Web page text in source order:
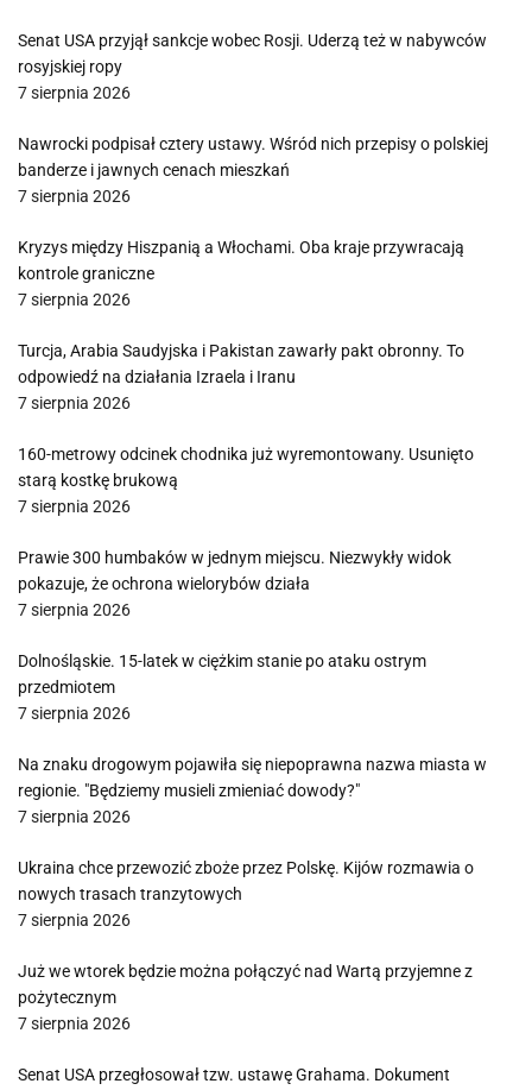
Senat USA przyjął sankcje wobec Rosji. Uderzą też w nabywców
rosyjskiej ropy
7 sierpnia 2026
Nawrocki podpisał cztery ustawy. Wśród nich przepisy o polskiej
banderze i jawnych cenach mieszkań
7 sierpnia 2026
Kryzys między Hiszpanią a Włochami. Oba kraje przywracają
kontrole graniczne
7 sierpnia 2026
Turcja, Arabia Saudyjska i Pakistan zawarły pakt obronny. To
odpowiedź na działania Izraela i Iranu
7 sierpnia 2026
160-metrowy odcinek chodnika już wyremontowany. Usunięto
starą kostkę brukową
7 sierpnia 2026
Prawie 300 humbaków w jednym miejscu. Niezwykły widok
pokazuje, że ochrona wielorybów działa
7 sierpnia 2026
Dolnośląskie. 15-latek w ciężkim stanie po ataku ostrym
przedmiotem
7 sierpnia 2026
Na znaku drogowym pojawiła się niepoprawna nazwa miasta w
regionie. "Będziemy musieli zmieniać dowody?"
7 sierpnia 2026
Ukraina chce przewozić zboże przez Polskę. Kijów rozmawia o
nowych trasach tranzytowych
7 sierpnia 2026
Już we wtorek będzie można połączyć nad Wartą przyjemne z
pożytecznym
7 sierpnia 2026
Senat USA przegłosował tzw. ustawę Grahama. Dokument